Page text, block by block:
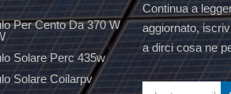
Per Cento Da 370 W
Solare Perc 435w
Solare Coilarpv
Continua a
aggiornato,
a dirci cosa ne